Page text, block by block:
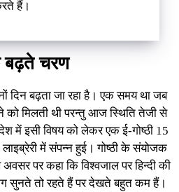
हैं।
बढ़ते चरण
दिन बढ़ता जा रहा है। एक समय था जब
को मिलती थी परन्तु आज स्थिति तेजी से
में इसी विषय को लेकर एक ई-गोष्ठी 15
में संपन्न हुई। गोष्ठी के संयोजक
पर कहा कि विश्वजाल पर हिन्दी की
सुनते तो रहते हैं पर देखते बहुत कम हैं।